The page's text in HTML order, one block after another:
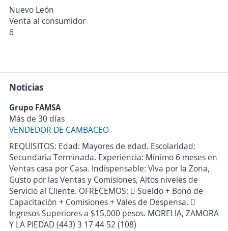
Nuevo León
Venta al consumidor
6
Noticias
Grupo FAMSA
Más de 30 días
VENDEDOR DE CAMBACEO
REQUISITOS: Edad: Mayores de edad. Escolaridad:
Secundaria Terminada. Experiencia: Mínimo 6 meses en
Ventas casa por Casa. Indispensable: Viva por la Zona,
Gusto por las Ventas y Comisiones, Altos niveles de
Servicio al Cliente. OFRECEMOS:  Sueldo + Bono de
Capacitación + Comisiones + Vales de Despensa. 
Ingresos Superiores a $15,000 pesos. MORELIA, ZAMORA
Y LA PIEDAD (443) 3 17 44 52 (108)